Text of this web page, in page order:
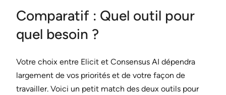
Comparatif : Quel outil pour
quel besoin ?
Votre choix entre Elicit et Consensus AI dépendra
largement de vos priorités et de votre façon de
travailler. Voici un petit match des deux outils pour